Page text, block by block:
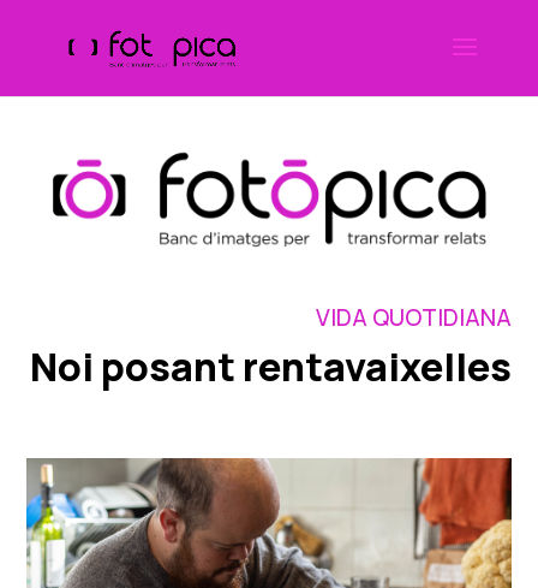
VIDA QUOTIDIANA
Noi posant rentavaixelles